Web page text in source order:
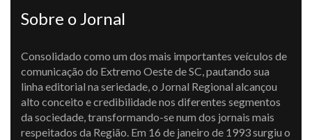
Sobre o Jornal
Consolidado como um dos mais importantes veículos de
comunicação do Extremo Oeste de SC, pautando sua
linha editorial na seriedade, o Jornal Regional alcançou
alto conceito e credibilidade nos diferentes segmentos
da sociedade, transformando-se num dos jornais mais
respeitados da Região. Em 16 de janeiro de 1993 surgiu o